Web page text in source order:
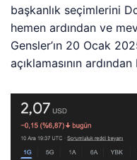
başkanlık seçimlerini
hemen ardından ve
Gensler’ın 20 Ocak
açıklamasının